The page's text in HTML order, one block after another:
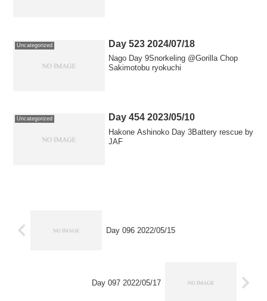
Uncategorized Day 523 2024/07/18
Nago Day 9Snorkeling @Gorilla Chop
Sakimotobu ryokuchi
Uncategorized Day 454 2023/05/10
Hakone Ashinoko Day 3Battery rescue by
JAF
Day 096 2022/05/15
Day 097 2022/05/17